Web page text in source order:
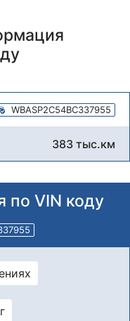
WBASP2C54BC337955
383 тыс.км
по VIN коду